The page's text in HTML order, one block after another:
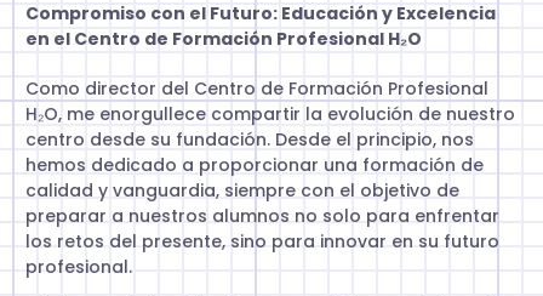
Compromiso con el Futuro: Educación y Excelencia
en el Centro de Formación Profesional H₂O
Como director del Centro de Formación Profesional
H₂O, me enorgullece compartir la evolución de nuestro
centro desde su fundación. Desde el principio, nos
hemos dedicado a proporcionar una formación de
calidad y vanguardia, siempre con el objetivo de
preparar a nuestros alumnos no solo para enfrentar
los retos del presente, sino para innovar en su futuro
profesional.